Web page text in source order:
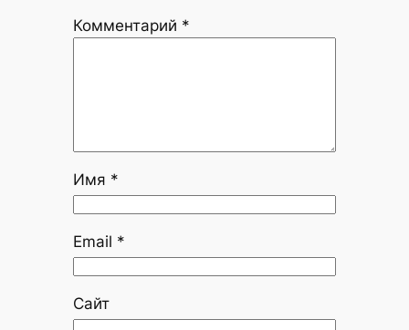
Комментарий *
Имя *
Email *
Сайт